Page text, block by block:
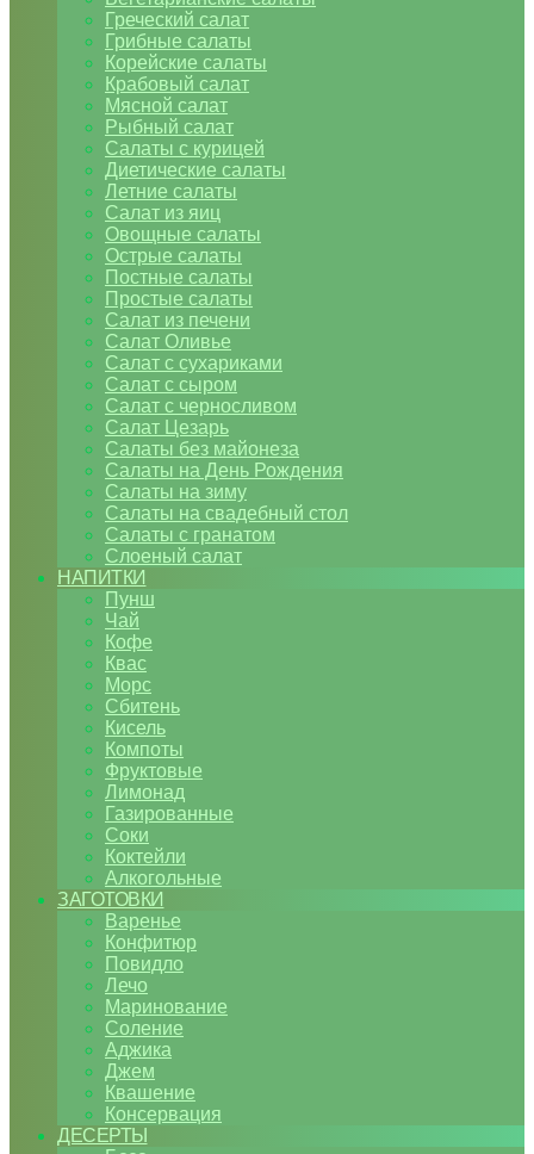
Греческий салат
Грибные салаты
Корейские салаты
Крабовый салат
Мясной салат
Рыбный салат
Салаты с курицей
Диетические салаты
Летние салаты
Салат из яиц
Овощные салаты
Острые салаты
Постные салаты
Простые салаты
Салат из печени
Салат Оливье
Салат с сухариками
Салат с сыром
Салат с черносливом
Салат Цезарь
Салаты без майонеза
Салаты на День Рождения
Салаты на зиму
Салаты на свадебный стол
Салаты с гранатом
Слоеный салат
НАПИТКИ
Пунш
Чай
Кофе
Квас
Морс
Сбитень
Кисель
Компоты
Фруктовые
Лимонад
Газированные
Соки
Коктейли
Алкогольные
ЗАГОТОВКИ
Варенье
Конфитюр
Повидло
Лечо
Маринование
Соление
Аджика
Джем
Квашение
Консервация
ДЕСЕРТЫ